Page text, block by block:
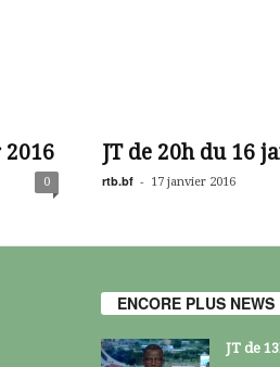
0
JT de 20h du 16
rtb.bf - 17 janvier 2016
ENCORE PLUS NEWS
JT de